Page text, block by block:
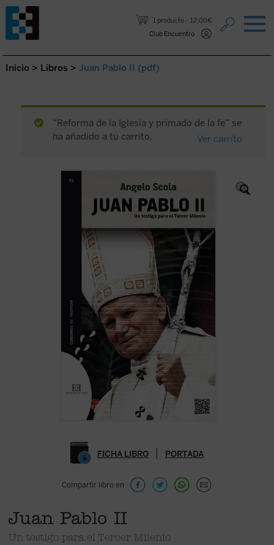
1 producto
12,00€
Club Encuentro
Saltar al contenido.
Inicio > Libros > Juan Pablo II (pdf)
“Reforma de la Iglesia y primado de la fe” se
ha añadido a tu carrito.
Ver carrito
FICHA LIBRO PORTADA
Compartir libro en
Juan Pablo II
Un testigo para el Tercer Milenio